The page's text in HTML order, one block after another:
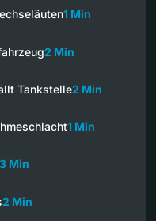
1 Min
2 Min
Tankstelle2 Min
1 Min
3 Min
2 Min